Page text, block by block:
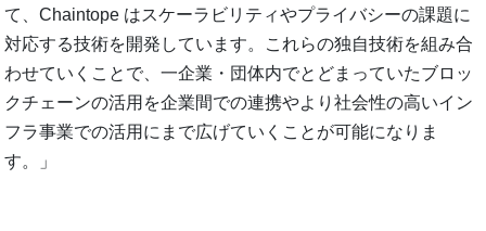
て、Chaintope はスケーラビリティやプライバシーの課題に
対応する技術を開発しています。これらの独自技術を組み合
わせていくことで、一企業・団体内でとどまっていたブロッ
クチェーンの活用を企業間での連携やより社会性の高いイン
フラ事業での活用にまで広げていくことが可能になりま
す。」